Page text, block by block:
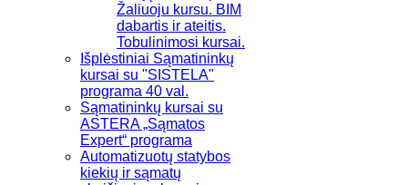
Žaliuoju kursu. BIM
dabartis ir ateitis.
Tobulinimosi kursai.
Išplėstiniai Sąmatininkų
kursai su "SISTELA"
programa 40 val.
Sąmatininkų kursai su
ASTERA „Sąmatos
Expert“ programa
Automatizuotų statybos
kiekių ir sąmatų